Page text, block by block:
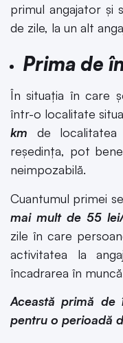
primul angajator şi
de zile, la un alt
Prima de
În situația în care
într-o localitate
km de
reşedinţa, pot
neimpozabilă.
Cuantumul primei
mai mult de 55
zile în care
activitatea la
încadrarea în
Această primă de
pentru o perioadă